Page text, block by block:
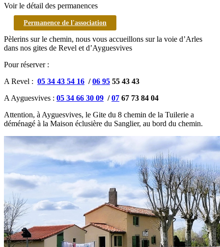
Voir le détail des permanences
Permanence de l'association
Pèlerins sur le chemin, nous vous accueillons sur la voie d’Arles
dans nos gites de Revel et d’Ayguesvives
Pour réserver :
A Revel : 05 34 43 54 16 /06 95 55 43 43
A Ayguesvives : 05 34 66 30 09 /07 67 73 84 04
Attention, à Ayguesvives, le Gite du 8 chemin de la Tuilerie a
déménagé à la Maison éclusière du Sanglier, au bord du chemin.